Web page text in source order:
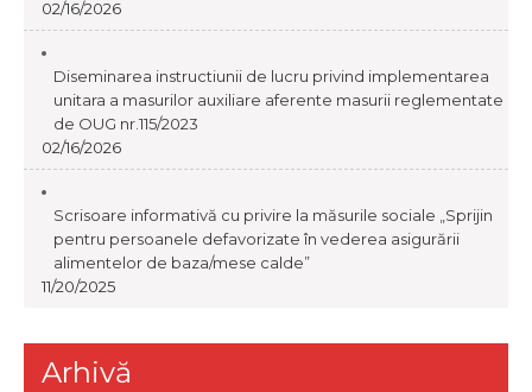
02/16/2026
Diseminarea instructiunii de lucru privind implementarea
unitara a masurilor auxiliare aferente masurii reglementate
de OUG nr.115/2023
02/16/2026
Scrisoare informativă cu privire la măsurile sociale „Sprijin
pentru persoanele defavorizate în vederea asigurării
alimentelor de baza/mese calde”
11/20/2025
Arhivă